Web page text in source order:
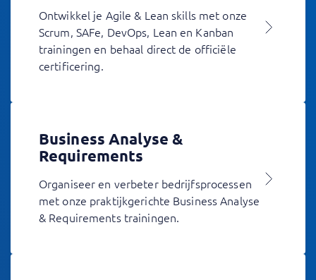
Ontwikkel je Agile & Lean skills met onze
Scrum, SAFe, DevOps, Lean en Kanban
trainingen en behaal direct de officiële
certificering.
Business Analyse &
Requirements
Organiseer en verbeter bedrijfsprocessen
met onze praktijkgerichte Business Analyse
& Requirements trainingen.